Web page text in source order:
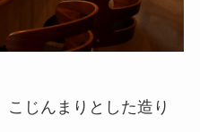
こじんまりとした造り